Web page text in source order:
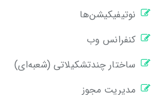
نوتیفیکیشن‌ها
کنفرانس وب
ساختار چندتشکیلاتی (شعبه‌ای)
مدیریت مجوز